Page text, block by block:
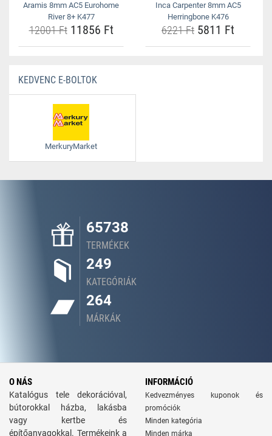
Aramis 8mm AC5 Eurohome
River 8+ K477
12001 Ft11856 Ft
Inca Carpenter 8mm AC5
Herringbone K476
6221 Ft 5811 Ft
KEDVENC E-BOLTOK
MerkuryMarket
65738
TERMÉKEK
249
KATEGÓRIÁK
264
MÁRKÁK
O NÁS
Katalógus tele dekorációval,
bútorokkal házba, lakásba
vagy kertbe és
építőanyagokkal. Termékeink a
INFORMÁCIÓ
Kedvezményes kuponok és
promóciók
Minden kategória
Minden márka